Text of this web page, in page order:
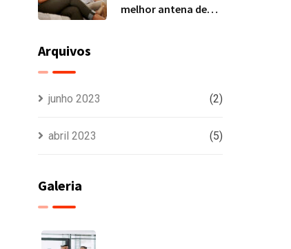
melhor antena de
Arquivos
junho 2023 (2)
abril 2023 (5)
Galeria